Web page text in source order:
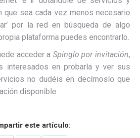
que sea cada vez menos necesario
por la red en búsqueda de algo
plataforma puedes encontrarlo.
acceder a Spinglo por invitación,
interesados en probarla y ver sus
no dudéis en decírnoslo que
disponible
este artículo: